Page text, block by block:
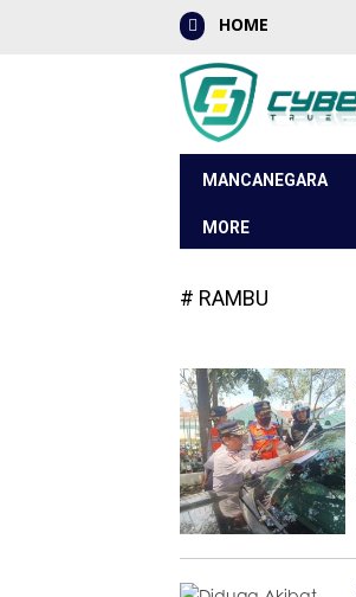
HOME
MANCANEGARA
MORE
# RAMBU